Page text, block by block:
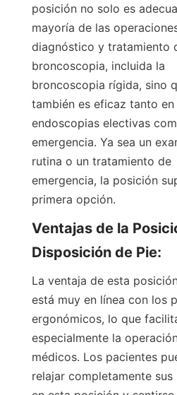
posición no solo es
mayoría de las
diagnóstico y tratamiento
broncoscopia, incluida la
broncoscopia rígida, sino
también es eficaz tanto en
endoscopias electivas
emergencia. Ya sea un
rutina o un tratamiento de
emergencia, la posición
primera opción.
Ventajas de la
Disposición de Pie:
La ventaja de esta
está muy en línea con los
ergonómicos, lo que
especialmente la
médicos. Los pacientes
relajar completamente sus